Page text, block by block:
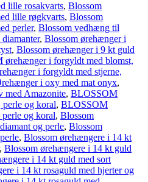
lille rosakvarts, Blossom
lille røgkvarts, Blossom
perler, Blossom vedhæng til
, Blossom ørehænger i
, Blossom ørehænger i 9 kt guld
ørehænger i forgyldt med blomst,
i forgyldt med stjerne,
i oxy med mat onyx,
Amazonite, BLOSSOM
og koral, BLOSSOM
og koral, Blossom
og perle, Blossom
, Blossom ørehængere i 14 kt
, Blossom ørehængere i 14 kt guld
i 14 kt guld med sort
i 14 kt rosaguld med hjerter og